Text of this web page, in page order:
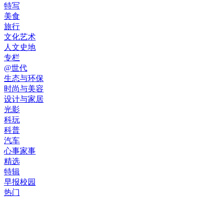
特写
美食
旅行
文化艺术
人文史地
专栏
@世代
生态与环保
时尚与美容
设计与家居
光影
科玩
科普
汽车
心事家事
精选
特辑
早报校园
热门